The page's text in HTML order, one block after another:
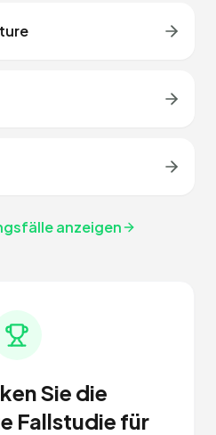
anzeigen
Sie die
Fallstudie für